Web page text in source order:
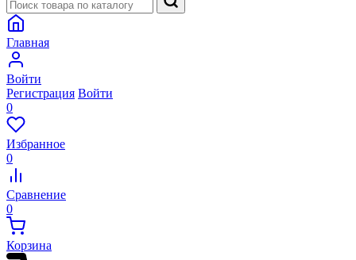
Главная
Войти
Регистрация Войти
0
Избранное
0
Сравнение
0
Корзина